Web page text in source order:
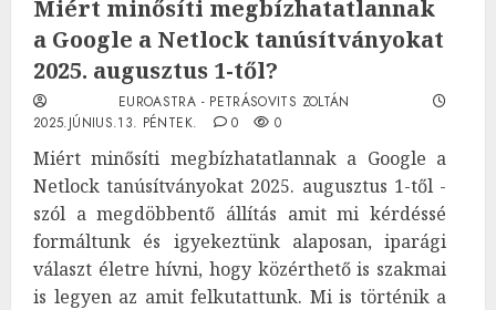
Miért minősíti megbízhatatlannak
a Google a Netlock tanúsítványokat
2025. augusztus 1-től?
EUROASTRA - PETRÁSOVITS ZOLTÁN
2025.JÚNIUS.13. PÉNTEK.
0 0
Miért minősíti megbízhatatlannak a Google a
Netlock tanúsítványokat 2025. augusztus 1-től -
szól a megdöbbentő állítás amit mi kérdéssé
formáltunk és igyekeztünk alaposan, iparági
választ életre hívni, hogy közérthető is szakmai
is legyen az amit felkutattunk. Mi is történik a